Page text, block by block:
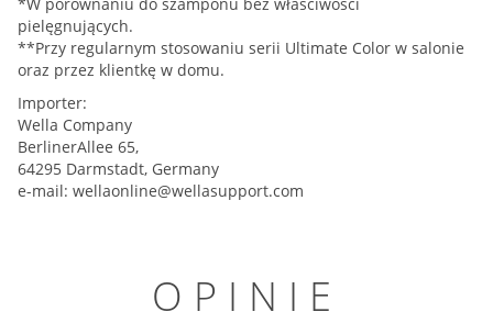
pielęgnujących.
**Przy regularnym stosowaniu serii Ultimate Color w salonie
oraz przez klientkę w domu.
Importer:
Wella Company
BerlinerAllee 65,
64295 Darmstadt, Germany
e-mail: wellaonline@wellasupport.com
OPINIE